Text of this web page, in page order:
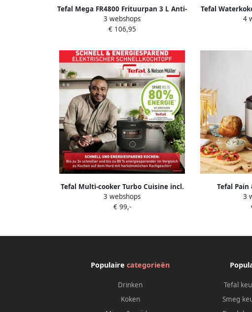
Tefal Mega FR4800 Frituurpan 3 L Anti-
geurfilter Kijkvenster Makkelijk
Schoonmaken Voor Grote Porties
3 webshops
€ 106,95
Tefal
4
Tefal Multi-cooker Turbo Cuisine incl.
stoominzet maatbeker rijstlepel en
pollepel elektr. snelkookpan 10 aut.
3 webshops
€ 99,-
Tefal Pain
Capaciteit
3
Populairecategorieën
Drinken
Koken
Tefal
Smeg